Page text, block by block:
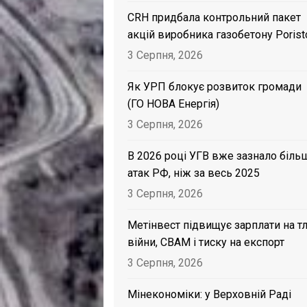
CRH придбала контрольний пакет
акцій виробника газобетону
3 Серпня, 2026
Як УРП блокує розвиток громади
(ГО НОВА Енергія)
3 Серпня, 2026
В 2026 році УГВ вже зазнало
атак РФ, ніж за весь 2025
3 Серпня, 2026
Метінвест підвищує зарплати на
війни, CBAM і тиску на експорт
3 Серпня, 2026
Мінекономіки: у Верховній Раді